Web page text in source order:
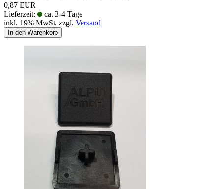
0,87 EUR
Lieferzeit:
ca. 3-4 Tage
inkl. 19% MwSt. zzgl. Versand
In den Warenkorb